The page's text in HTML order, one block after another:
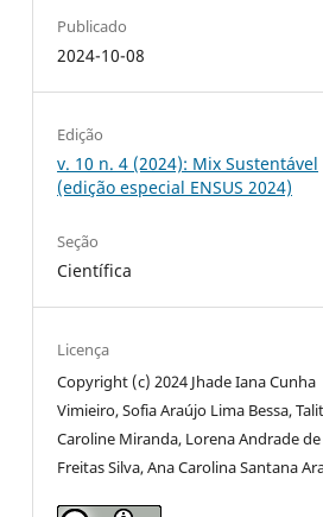
Publicado
2024-10-08
Edição
v. 10 n. 4 (2024): Mix Sustentável
(edição especial ENSUS 2024)
Seção
Científica
Licença
Copyright (c) 2024 Jhade Iana Cunha
Vimieiro, Sofia Araújo Lima Bessa,
Caroline Miranda, Lorena Andrade de
Freitas Silva, Ana Carolina Santana